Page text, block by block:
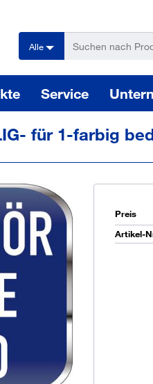
Alle
Service
für 1-farbig
Preis
Artikel-